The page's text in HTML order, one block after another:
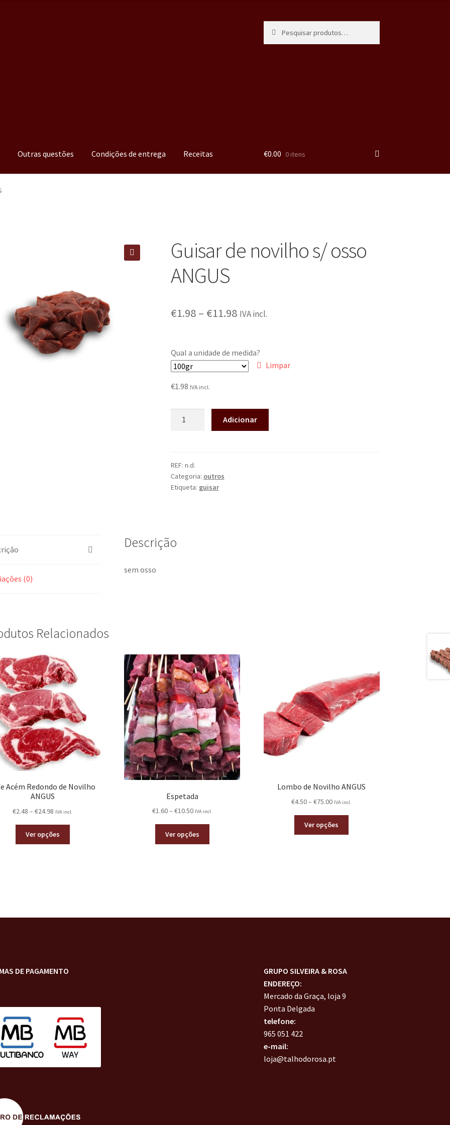
Outras questões Condições de entrega Receitas €0.00 0 itens
Guisar de novilho s/ osso
ANGUS
€1.98 – €11.98 IVA incl.
Qual a unidade de medida?
Limpar
€1.98 IVA incl.
Adicionar
REF: n.d.
Categoria: outros
Etiqueta: guisar
(0)
Descrição
sem osso
Relacionados
Acém Redondo de Novilho
ANGUS
€2.48 – €24.98 IVA incl.
Ver opções
Espetada
€1.60– €10.50 IVA incl.
Ver opções
Lombo de Novilho ANGUS
€4.50– €75.00 IVA incl.
Ver opções
DE PAGAMENTO
GRUPO SILVEIRA & ROSA
ENDEREÇO:
Mercado da Graça, loja 9
Ponta Delgada
telefone:
965 051 422
e-mail:
loja@talhodorosa.pt